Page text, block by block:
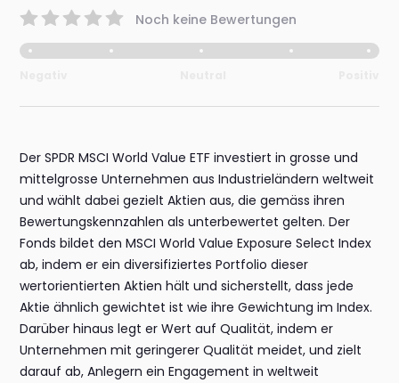
Noch keine Bewertungen
Der SPDR MSCI World Value ETF investiert in grosse und
mittelgrosse Unternehmen aus Industrieländern weltweit
und wählt dabei gezielt Aktien aus, die gemäss ihren
Bewertungskennzahlen als unterbewertet gelten. Der
Fonds bildet den MSCI World Value Exposure Select Index
ab, indem er ein diversifiziertes Portfolio dieser
wertorientierten Aktien hält und sicherstellt, dass jede
Aktie ähnlich gewichtet ist wie ihre Gewichtung im Index.
Darüber hinaus legt er Wert auf Qualität, indem er
Unternehmen mit geringerer Qualität meidet, und zielt
darauf ab, Anlegern ein Engagement in weltweit